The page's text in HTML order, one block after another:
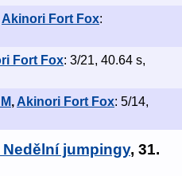
Akinori Fort Fox:
Fort Fox: 3/21, 40.64 s,
, Akinori Fort Fox: 5/14,
jumpingy, 31.